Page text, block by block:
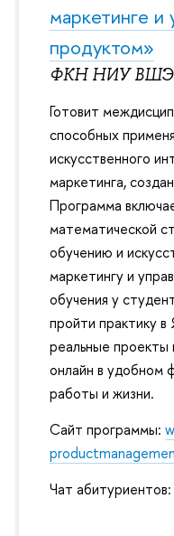
маркетинге и
продуктом»
ФКН НИУ ВШЭ
Готовит
способных
искусственного
маркетинга,
Программа
математической
обучению и
маркетингу и
обучения у
пройти практику в
реальные проекты
онлайн в удобном
работы и жизни.
Сайт программы:
Чат абитуриентов: